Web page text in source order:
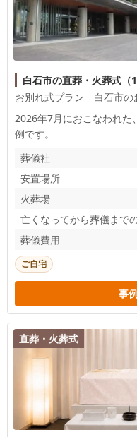
白石市の直葬・火葬式（
お別れ式プラン 白石市の
2026年7月におこなわれた、
例です。
葬儀社
安置場所
火葬場
亡くなってから葬儀まで
葬儀費用
ご自宅
事
直葬・火葬式